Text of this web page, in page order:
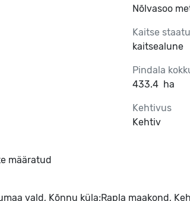
Nõlvasoo
Kaitse
kaitsealune
Pindala
433.4 ha
Kehtivus
Kehtiv
määratud
vald, Kõnnu küla;Rapla maakond,